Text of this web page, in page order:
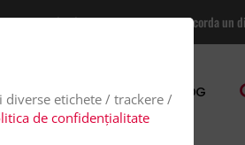
comenzile plasate pe site va putem acorda un
NOI CATALOAGE BLOG
diverse etichete / trackere /
de confidențialitate